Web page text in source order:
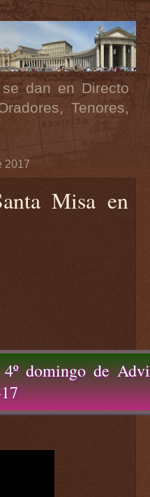
dan en Directo
Tenores,
2017
Misa en
domingo de